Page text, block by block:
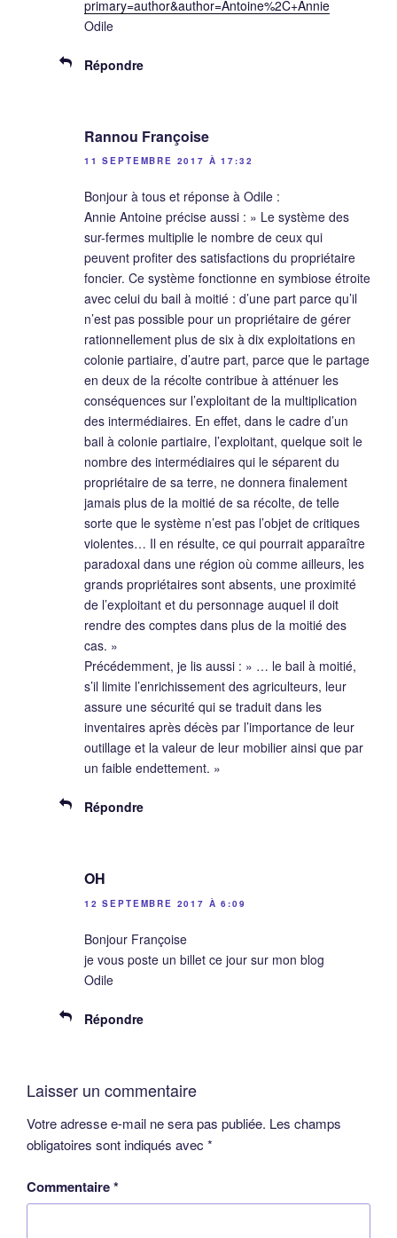
primary=author&author=Antoine%2C+Annie
Odile
Répondre
Rannou Françoise
11 SEPTEMBRE 2017 À 17:32
Bonjour à tous et réponse à Odile :
Annie Antoine précise aussi : » Le système des
sur-fermes multiplie le nombre de ceux qui
peuvent profiter des satisfactions du propriétaire
foncier. Ce système fonctionne en symbiose étroite
avec celui du bail à moitié : d’une part parce qu’il
n’est pas possible pour un propriétaire de gérer
rationnellement plus de six à dix exploitations en
colonie partiaire, d’autre part, parce que le partage
en deux de la récolte contribue à atténuer les
conséquences sur l’exploitant de la multiplication
des intermédiaires. En effet, dans le cadre d’un
bail à colonie partiaire, l’exploitant, quelque soit le
nombre des intermédiaires qui le séparent du
propriétaire de sa terre, ne donnera finalement
jamais plus de la moitié de sa récolte, de telle
sorte que le système n’est pas l’objet de critiques
violentes… Il en résulte, ce qui pourrait apparaître
paradoxal dans une région où comme ailleurs, les
grands propriétaires sont absents, une proximité
de l’exploitant et du personnage auquel il doit
rendre des comptes dans plus de la moitié des
cas. »
Précédemment, je lis aussi : » … le bail à moitié,
s’il limite l’enrichissement des agriculteurs, leur
assure une sécurité qui se traduit dans les
inventaires après décès par l’importance de leur
outillage et la valeur de leur mobilier ainsi que par
un faible endettement. »
Répondre
OH
12 SEPTEMBRE 2017 À 6:09
Bonjour Françoise
je vous poste un billet ce jour sur mon blog
Odile
Répondre
Laisser un commentaire
Votre adresse e-mail ne sera pas publiée. Les champs
obligatoires sont indiqués avec *
Commentaire*